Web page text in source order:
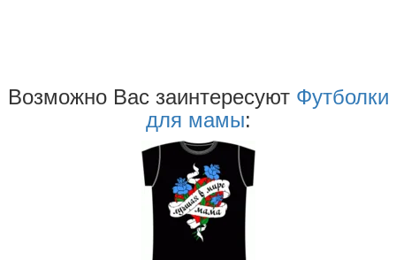
Возможно Ваc заинтересуют Футболки
для мамы: